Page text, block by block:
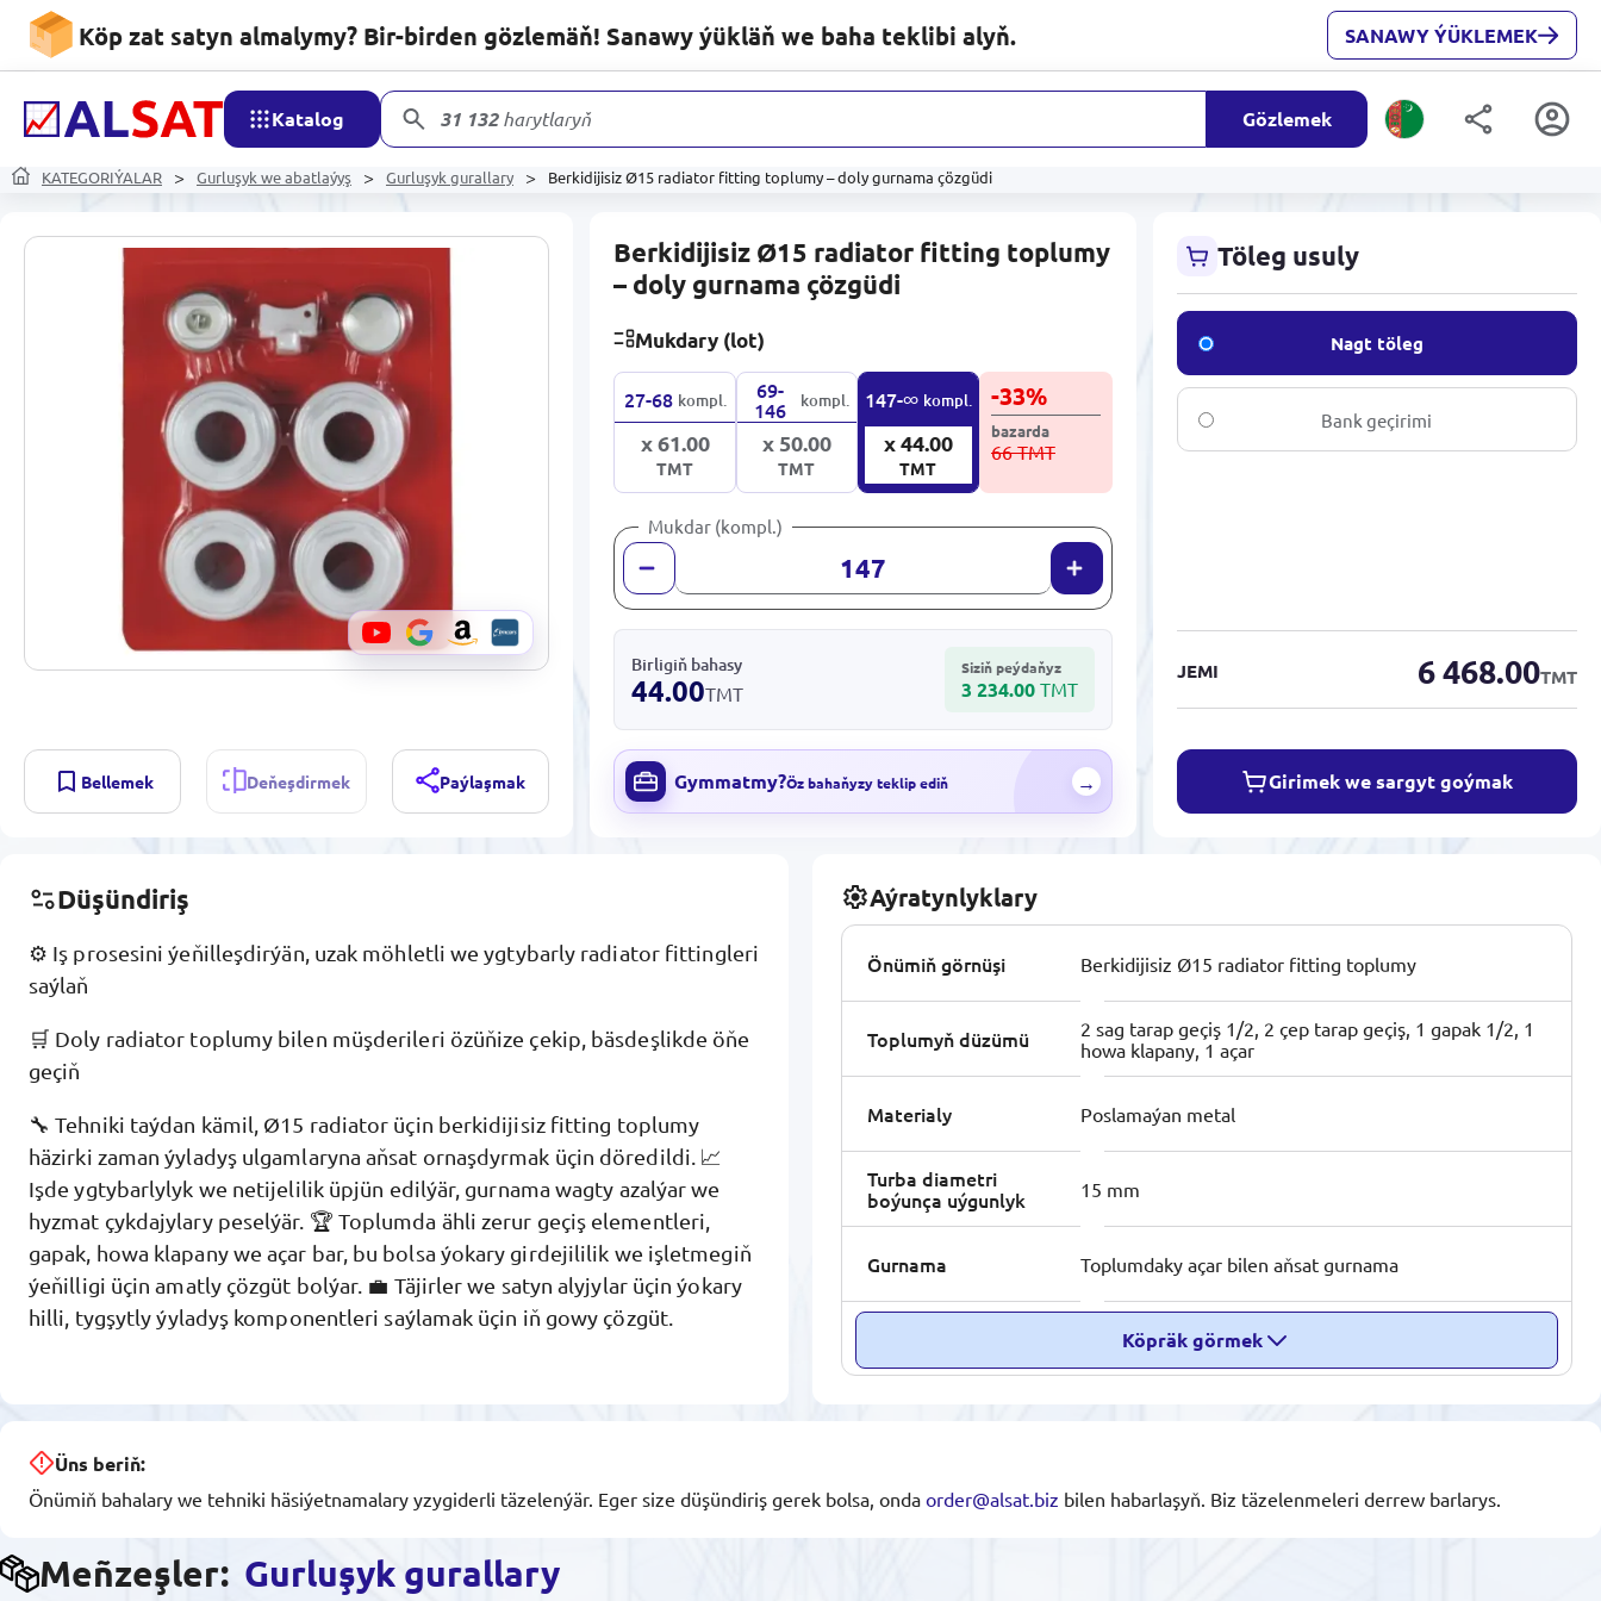
Köp zat satyn almalymy? Bir-birden gözlemäň! Sanawy ýükläň we baha teklibi alyň. SANAWY ÝÜKLEMEK
Katalog 31 132harytlaryň arasyn Gözlemek
KATEGORIÝALAR Gurluşyk we abatlaýyş Gurluşyk gurallary Berkidijisiz Ø15 radiator fitting toplumy – doly gurnama çözgüdi
Bellemek Deňeşdirmek Paýlaşmak
Berkidijisiz Ø15 radiator fitting toplumy
– doly gurnama çözgüdi
Mukdary (lot)
27-68 kompl.
x 61.00
TMT
69-
146 kompl.
x 50.00
TMT
147-∞ kompl.
x 44.00
TMT
-33%
bazarda
66 TMT
Mukdar (kompl.)
Birligiň bahasy
44.00TMT
Siziň peýdaňyz
3 234.00 TMT
Gymmatmy?Öz bahaňyzy teklip ediň →
Töleg usuly
Nagt töleg
Bank geçirimi
JEMI 6 468.00TMT
Girimek we sargyt goýmak
Düşündiriş
⚙️ Iş prosesini ýeňilleşdirýän, uzak möhletli we ygtybarly radiator fittingleri
saýlaň
🛒 Doly radiator toplumy bilen müşderileri özüňize çekip, bäsdeşlikde öňe
geçiň
🔧 Tehniki taýdan kämil, Ø15 radiator üçin berkidijisiz fitting toplumy
häzirki zaman ýyladyş ulgamlaryna aňsat ornaşdyrmak üçin döredildi. 📈
Işde ygtybarlylyk we netijelilik üpjün edilýär, gurnama wagty azalýar we
hyzmat çykdajylary peselýär. 🏆 Toplumda ähli zerur geçiş elementleri,
gapak, howa klapany we açar bar, bu bolsa ýokary girdejililik we işletmegiň
ýeňilligi üçin amatly çözgüt bolýar. 💼 Täjirler we satyn alyjylar üçin ýokary
hilli, tygşytly ýyladyş komponentleri saýlamak üçin iň gowy çözgüt.
Aýratynlyklary
Önümiň görnüşi Berkidijisiz Ø15 radiator fitting toplumy
Toplumyň düzümü
2 sag tarap geçiş 1/2, 2 çep tarap geçiş, 1 gapak 1/2, 1
howa klapany, 1 açar
Materialy Poslamaýan metal
Turba diametri
boýunça uýgunlyk
15 mm
Gurnama Toplumdaky açar bilen aňsat gurnama
Köpräk görmek
Üns beriň:
Önümiň bahalary we tehniki häsiýetnamalary yzygiderli täzelenýär. Eger size düşündiriş gerek bolsa, onda order@alsat.biz bilen habarlaşyň. Biz täzelenmeleri derrew barlarys.
Meñzeşler: Gurluşyk gurallary